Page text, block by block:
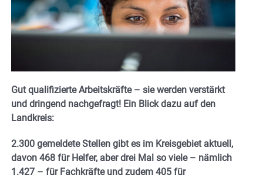
Gut qualifizierte Arbeitskräfte – sie werden verstärkt
und dringend nachgefragt! Ein Blick dazu auf den
Landkreis:
2.300 gemeldete Stellen gibt es im Kreisgebiet aktuell,
davon 468 für Helfer, aber drei Mal so viele – nämlich
1.427 – für Fachkräfte und zudem 405 für